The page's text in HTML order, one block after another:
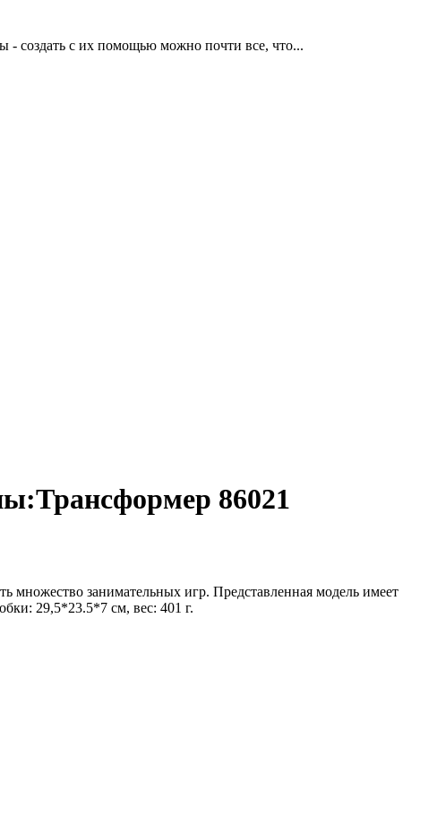
- создать с их помощью можно почти все, что...
86021
занимательных игр. Представленная модель имеет
29,5*23.5*7 см, вес: 401 г.